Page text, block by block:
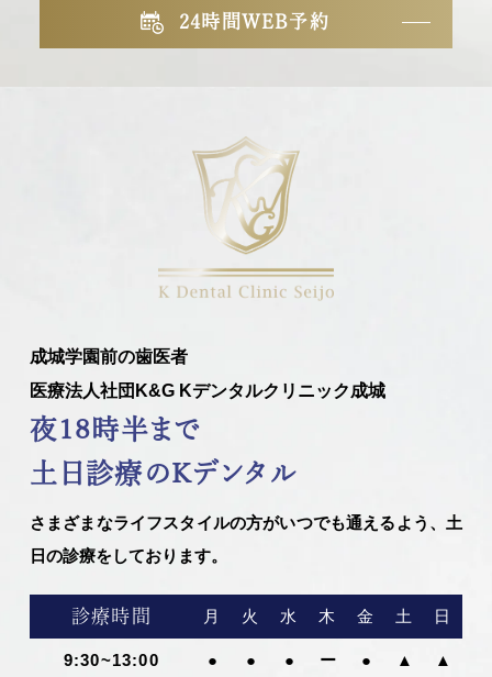
24時間WEB予約
成城学園前の歯医者
医療法人社団K&G Kデンタルクリニック成城
夜18時半まで
土日診療のKデンタル
さまざまなライフスタイルの方がいつでも通えるよう、土
日の診療をしております。
診療時間 月 火 水 木 金 土 日
9:30~13:00 ● ● ● ー ● ▲ ▲